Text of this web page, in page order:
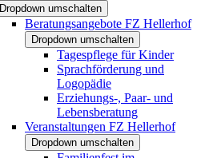
Dropdown umschalten
Beratungsangebote FZ Hellerhof
Dropdown umschalten
Tagespflege für Kinder
Sprachförderung und
Logopädie
Erziehungs-, Paar- und
Lebensberatung
Veranstaltungen FZ Hellerhof
Dropdown umschalten